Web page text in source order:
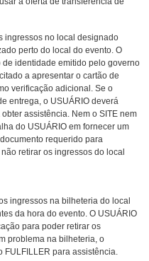
ingressos no local designado
perto do local do evento. O
de identidade emitido pelo governo
a apresentar o cartão de
verificação adicional. Se o
entrega, o USUÁRIO deverá
assistência. Nem o SITE nem
do USUÁRIO em fornecer um
requerido para
retirar os ingressos do local
ingressos na bilheteria do local
da hora do evento. O USUÁRIO
para poder retirar os
problema na bilheteria, o
FULFILLER para assistência.